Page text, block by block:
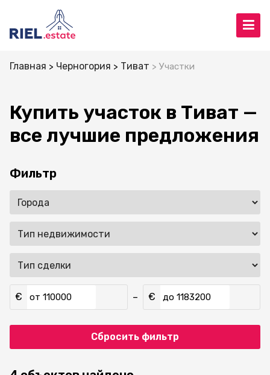
Главная Черногория Тиват Участки
Купить участок в Тиват —
все лучшие предложения
Фильтр
€ от – € до
Сбросить фильтр